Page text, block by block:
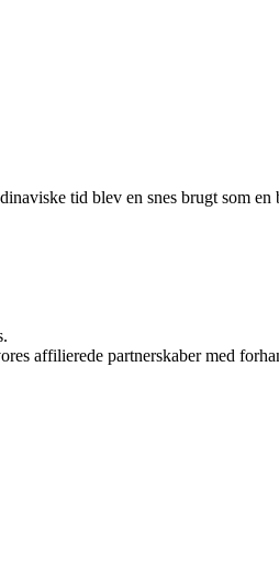
tid blev en snes brugt som
affilierede partnerskaber med